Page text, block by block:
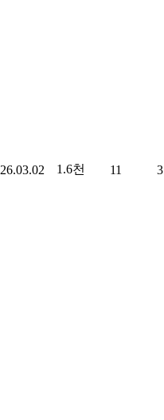
26.03.02 1.6천 11 3